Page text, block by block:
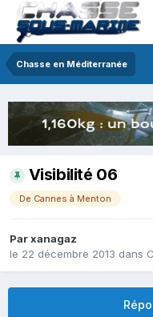
Chasse en Méditerranée
Visibilité 06
De Cannes à Menton
Parxanagaz
le 22 décembre 2013 dans